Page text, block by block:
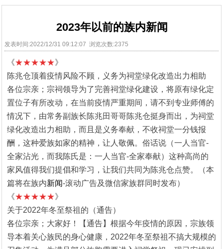
2023年以前的族内新闻
发表时间:2022/12/31 09:12:07 浏览次数:2375
《★★★★★》
陈兆仓顶着疫情风险不顾，义务为祠堂绿化改造出力相助
各位宗亲；宗祠领导为了完善祠堂绿化建设，将原有绿化定
置位子有所改动，在当前疫情严重期间，请不到专业师傅的
情况下，由常务副族长陈兆田哥哥陈兆仓挺身而出，为祠堂
绿化改造出力相助，而且是义务奉献，不收祠堂一分钱报
酬，这种爱族如家的精神，让人敬佩。俗话说（一人当官-
全家沾光，而我陈氏是：一人当官-全家奉献）这种高尚的
家风值得我们提倡和学习，让我们共同为陈兆仓点赞。（本
篇将在族内新闻-滚动广告及微信家族群同时发布）
《★★★★★》
关于2022年冬至祭祖的（通告）
各位宗亲；大家好！【通告】根据今年疫情的原因，宗族领
导本着关心族民的身心健康，2022年冬至祭祖不搞大规模的